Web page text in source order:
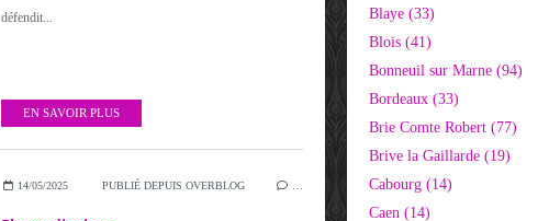
défendit...
EN SAVOIR PLUS
14/05/2025 PUBLIÉ DEPUIS OVERBLOG
Blaye (33)
Blois (41)
Bonneuil sur Marne (94)
Bordeaux (33)
Brie Comte Robert (77)
Brive la Gaillarde (19)
Cabourg (14)
Caen (14)